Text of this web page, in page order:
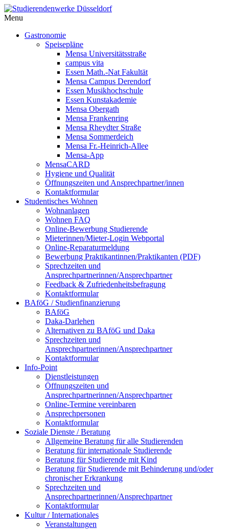
Menu
Gastronomie
Speisepläne
Mensa Universitätsstraße
campus vita
Essen Math.-Nat Fakultät
Mensa Campus Derendorf
Essen Musikhochschule
Essen Kunstakademie
Mensa Obergath
Mensa Frankenring
Mensa Rheydter Straße
Mensa Sommerdeich
Mensa Fr.-Heinrich-Allee
Mensa-App
MensaCARD
Hygiene und Qualität
Öffnungszeiten und Ansprechpartner/innen
Kontaktformular
Studentisches Wohnen
Wohnanlagen
Wohnen FAQ
Online-Bewerbung Studierende
Mieterinnen/Mieter-Login Webportal
Online-Reparaturmeldung
Bewerbung Praktikantinnen/Praktikanten (PDF)
Sprechzeiten und
Ansprechpartnerinnen/Ansprechpartner
Feedback & Zufriedenheitsbefragung
Kontaktformular
BAföG / Studienfinanzierung
BAföG
Daka-Darlehen
Alternativen zu BAföG und Daka
Sprechzeiten und
Ansprechpartnerinnen/Ansprechpartner
Kontaktformular
Info-Point
Dienstleistungen
Öffnungszeiten und
Ansprechpartnerinnen/Ansprechpartner
Online-Termine vereinbaren
Ansprechpersonen
Kontaktformular
Soziale Dienste / Beratung
Allgemeine Beratung für alle Studierenden
Beratung für internationale Studierende
Beratung für Studierende mit Kind
Beratung für Studierende mit Behinderung und/oder
chronischer Erkrankung
Sprechzeiten und
Ansprechpartnerinnen/Ansprechpartner
Kontaktformular
Kultur / Internationales
Veranstaltungen